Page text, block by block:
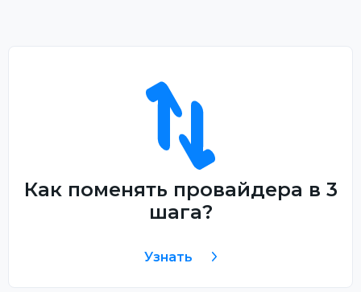
Как поменять провайдера в 3
шага?
Узнать